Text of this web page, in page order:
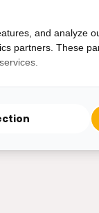
van ma -
231130
and analyze
partners. These